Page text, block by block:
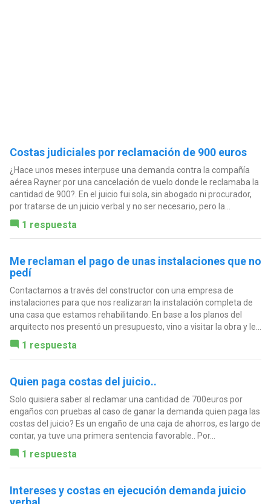
Costas judiciales por reclamación de 900 euros
¿Hace unos meses interpuse una demanda contra la compañía
aérea Rayner por una cancelación de vuelo donde le reclamaba la
cantidad de 900?. En el juicio fui sola, sin abogado ni procurador,
por tratarse de un juicio verbal y no ser necesario, pero la...
1 respuesta
Me reclaman el pago de unas instalaciones que no
pedí
Contactamos a través del constructor con una empresa de
instalaciones para que nos realizaran la instalación completa de
una casa que estamos rehabilitando. En base a los planos del
arquitecto nos presentó un presupuesto, vino a visitar la obra y le...
1 respuesta
Quien paga costas del juicio..
Solo quisiera saber al reclamar una cantidad de 700euros por
engaños con pruebas al caso de ganar la demanda quien paga las
costas del juicio? Es un engaño de una caja de ahorros, es largo de
contar, ya tuve una primera sentencia favorable.. Por...
1 respuesta
Intereses y costas en ejecución demanda juicio